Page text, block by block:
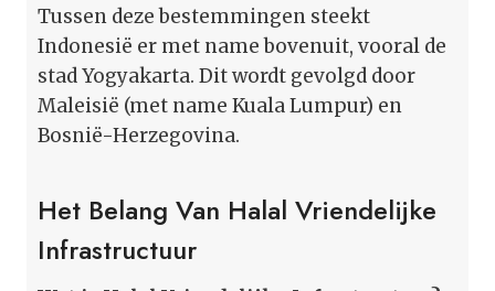
Tussen deze bestemmingen steekt
Indonesië er met name bovenuit, vooral de
stad Yogyakarta. Dit wordt gevolgd door
Maleisië (met name Kuala Lumpur) en
Bosnië-Herzegovina.
Het Belang Van Halal Vriendelijke
Infrastructuur